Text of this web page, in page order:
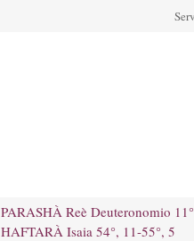
PARASHÀ Reè Deuteronomio
HAFTARÀ Isaia 54°, 11-55°, 5